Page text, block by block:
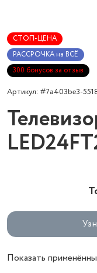
СТОП-ЦЕНА
РАССРОЧКА на ВСЁ
300 бонусов за отзыв
Артикул: #7a403be3-
Показать